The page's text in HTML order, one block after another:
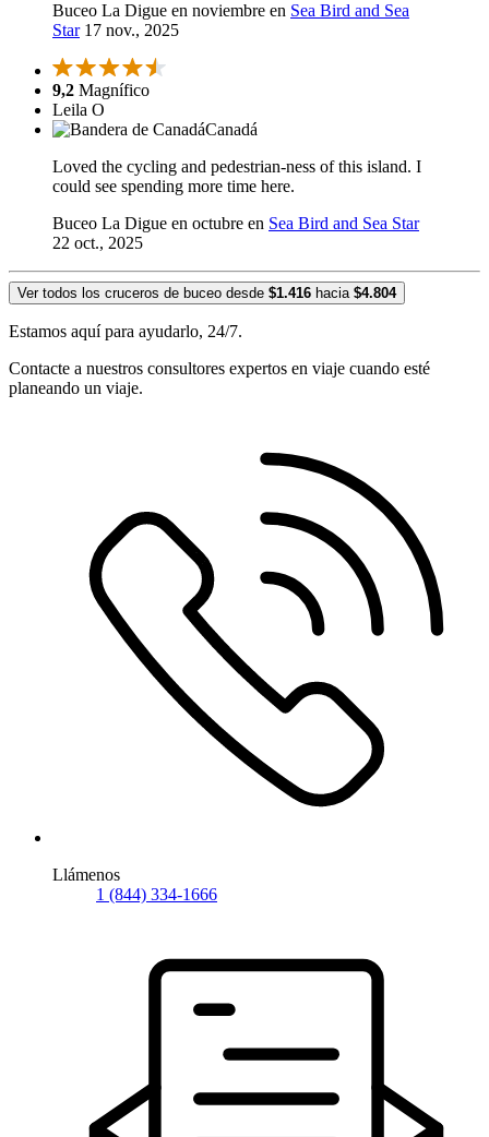
Buceo La Digue en noviembre en Sea Bird and Sea
Star 17 nov., 2025
9,2 Magnífico
Leila O
Canadá
Loved the cycling and pedestrian-ness of this island. I
could see spending more time here.
Buceo La Digue en octubre en Sea Bird and Sea Star
22 oct., 2025
Ver todos los cruceros de buceo desde $1.416 hacia $4.804
Estamos aquí para ayudarlo, 24/7.
Contacte a nuestros consultores expertos en viaje cuando esté
planeando un viaje.
Llámenos
1 (844) 334-1666